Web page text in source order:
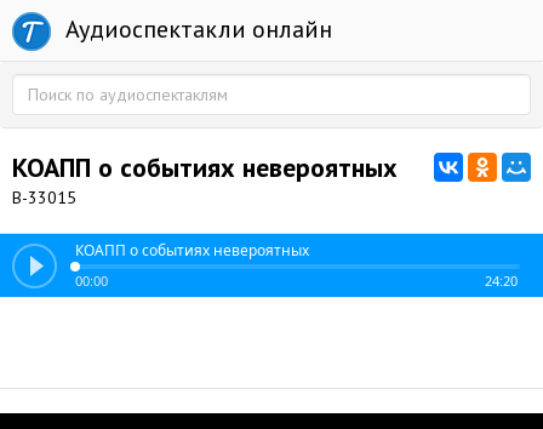
Аудиоспектакли онлайн
КОАПП о событиях невероятных
В-33015
КОАПП о событиях невероятных
00:00 24:20